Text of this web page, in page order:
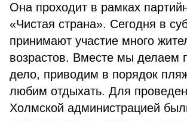
Она проходит в рамках
«Чистая страна». Сегодня в
принимают участие много
возрастов. Вместе мы делаем
дело, приводим в порядок
любим отдыхать. Для
Холмской администрацией